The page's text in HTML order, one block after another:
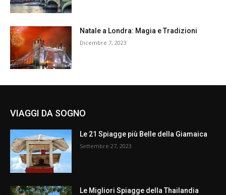
Natale a Londra: Magia e Tradizioni
Dicembre 7, 2023
VIAGGI DA SOGNO
Le 21 Spiagge più Belle della Giamaica
Settembre 27, 2023
Le Migliori Spiagge della Thailandia